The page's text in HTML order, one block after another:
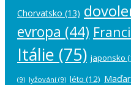
Chorvatsko (13)
evropa (44)
Itálie (75) japonsko
(9) lyžování (9) léto (12)